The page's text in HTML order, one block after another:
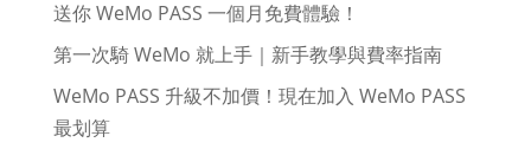
送你 WeMo PASS 一個月免費體驗！
第一次騎 WeMo 就上手｜新手教學與費率指南
WeMo PASS 升級不加價！現在加入 WeMo PASS
最划算